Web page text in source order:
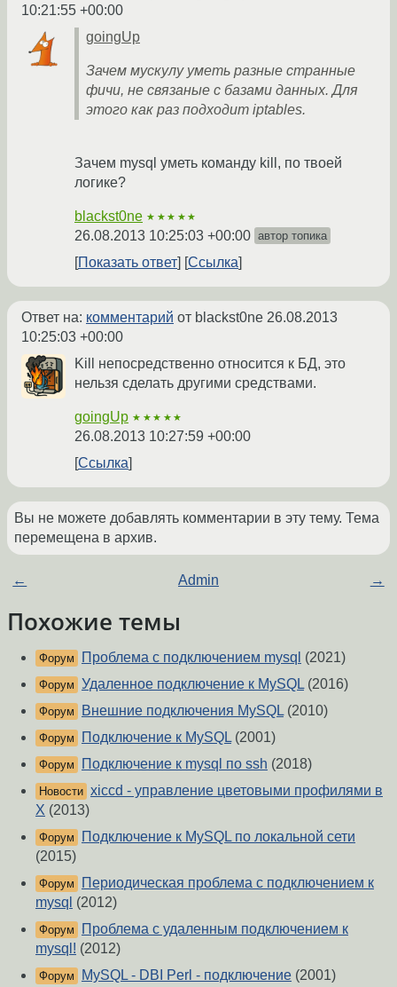
10:21:55 +00:00
goingUp
Зачем мускулу уметь разные странные
фичи, не связаные с базами данных. Для
этого как раз подходит iptables.
Зачем mysql уметь команду kill, по твоей
логике?
blackst0ne ★★★★★
26.08.2013 10:25:03 +00:00 автор топика
Показать ответ Ссылка
Ответ на: комментарий от blackst0ne 26.08.2013
10:25:03 +00:00
Kill непосредственно относится к БД, это
нельзя сделать другими средствами.
goingUp ★★★★★
26.08.2013 10:27:59 +00:00
Ссылка
Вы не можете добавлять комментарии в эту тему. Тема
перемещена в архив.
← Admin →
Похожие темы
Форум Проблема с подключением mysql (2021)
Форум Удаленное подключение к MySQL (2016)
Форум Внешние подключения MySQL (2010)
Форум Подключение к MySQL (2001)
Форум Подключение к mysql по ssh (2018)
Новости xiccd - управление цветовыми профилями в
X (2013)
Форум
Подключение к MySQL по локальной сети
(2015)
Форум
Периодическая проблема с подключением к
mysql (2012)
Форум
Проблема с удаленным подключением к
mysql! (2012)
Форум MySQL - DBI Perl - подключение (2001)